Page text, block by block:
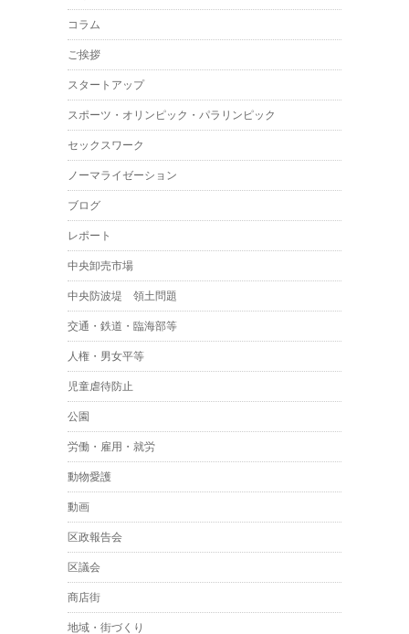
コラム
ご挨拶
スタートアップ
スポーツ・オリンピック・パラリンピック
セックスワーク
ノーマライゼーション
ブログ
レポート
中央卸売市場
中央防波堤 領土問題
交通・鉄道・臨海部等
人権・男女平等
児童虐待防止
公園
労働・雇用・就労
動物愛護
動画
区政報告会
区議会
商店街
地域・街づくり